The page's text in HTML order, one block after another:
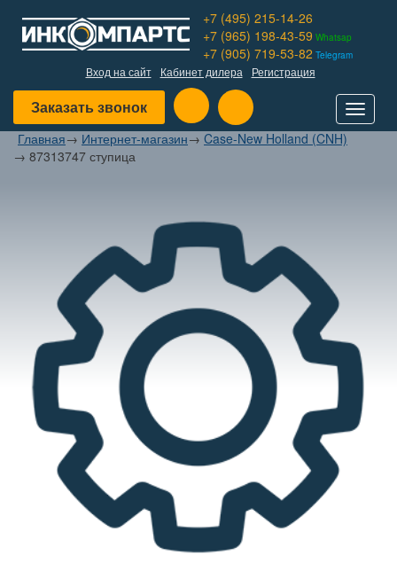
+7 (495) 215-14-26
+7 (965) 198-43-59 Whatsap
+7 (905) 719-53-82 Telegram
Вход на сайт Кабинет дилера Регистрация
Заказать звонок
Toggle
Главная→ Интернет-магазин→ Case-New Holland (CNH)
→ 87313747 ступица